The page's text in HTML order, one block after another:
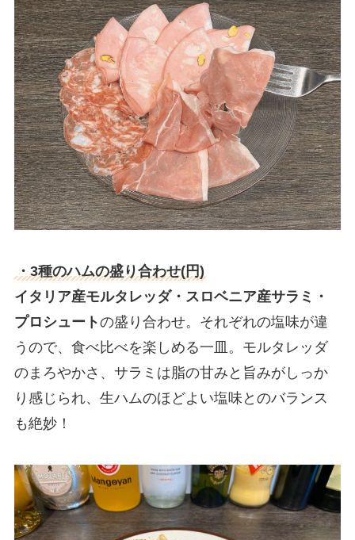
・3種のハムの盛り合わせ(円)
イタリア産モルタレッダ・スロベニア産サラミ・
プロシュートの盛り合わせ。それぞれの塩味が違
うので、食べ比べを楽しめる一皿。モルタレッダ
のまろやかさ、サラミは脂の甘みと旨みがしっか
り感じられ、生ハムのほどよい塩味とのバランス
も絶妙！